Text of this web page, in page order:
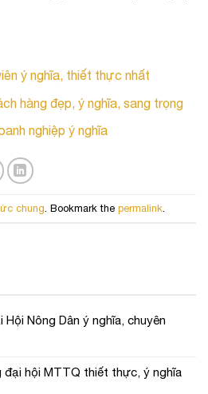
ý nghĩa, thiết thực nhất
hàng đẹp, ý nghĩa, sang trọng
nghiệp ý nghĩa
chung . Bookmark the permalink
Nông Dân ý nghĩa, chuyên
đại hội MTTQ thiết thực, ý nghĩa